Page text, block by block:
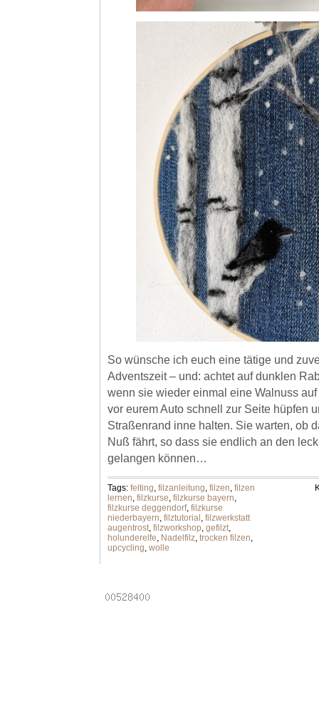
So wünsche ich euch eine tätige und
Adventszeit – und: achtet auf dunklen
wenn sie wieder einmal eine Walnuss
vor eurem Auto schnell zur Seite hüpfen
Straßenrand inne halten. Sie warten, ob
Nuß fährt, so dass sie endlich an den
gelangen können…
Tags: felting, filzanleitung, filzen, filzen
lernen, filzkurse, filzkurse bayern,
filzkurse deggendorf, filzkurse
niederbayern, filztutorial , filzwerkstatt
augentrost, filzworkshop, gefilzt,
holunderelfe, Nadelfilz, trocken filzen,
upcycling, wolle